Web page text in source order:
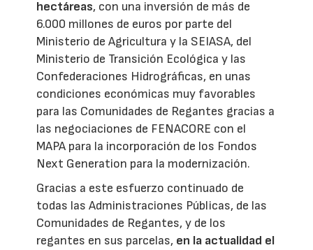
hectáreas, con una inversión de más de
6.000 millones de euros por parte del
Ministerio de Agricultura y la SEIASA, del
Ministerio de Transición Ecológica y las
Confederaciones Hidrográficas, en unas
condiciones económicas muy favorables
para las Comunidades de Regantes gracias a
las negociaciones de FENACORE con el
MAPA para la incorporación de los Fondos
Next Generation para la modernización.
Gracias a este esfuerzo continuado de
todas las Administraciones Públicas, de las
Comunidades de Regantes, y de los
regantes en sus parcelas, en la actualidad el